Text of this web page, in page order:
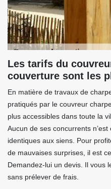
Les tarifs du
couverture sont les
En matière de travaux de
pratiqués par le couvreur
plus accessibles dans toute la
Aucun de ses concurrents
identiques aux siens. Pour
de mauvaises surprises, il est
Demandez-lui un devis. Il vous
sans prélever de frais.